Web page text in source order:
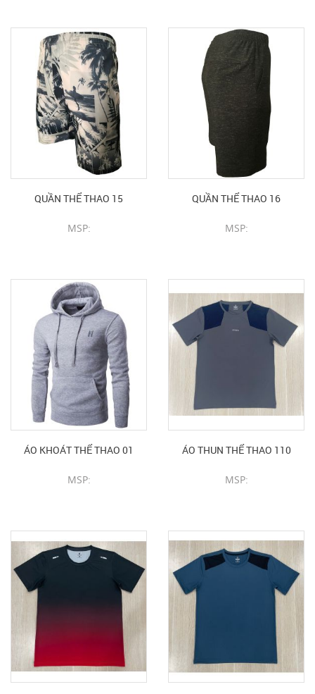
QUẦN THỂ THAO 15
MSP:
QUẦN THỂ THAO 16
MSP:
ÁO KHOÁT THỂ THAO 01
MSP:
ÁO THUN THỂ THAO 110
MSP: